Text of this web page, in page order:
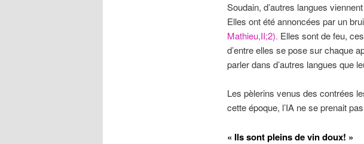
Soudain, d’autres langues
Elles ont été annoncées par un
Mathieu,II;2). Elles sont de feu,
d’entre elles se pose sur chaque
parler dans d’autres langues que
Les pèlerins venus des contrées
cette époque, l’IA ne se prenait
« Ils sont pleins de vin doux! »